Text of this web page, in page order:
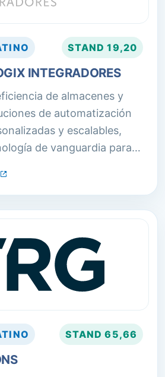
STAND19,20
INTEGRADORES
de almacenes y
de automatización
y escalables,
de vanguardia para
STAND65,66